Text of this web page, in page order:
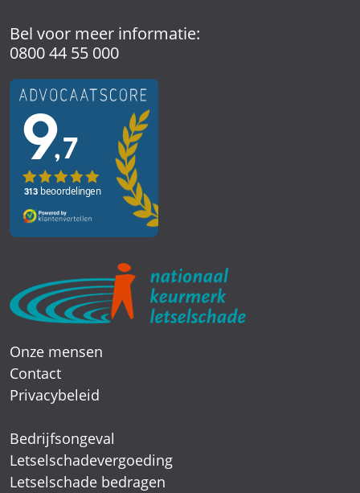
Bel voor meer informatie:
0800 44 55 000
Onze mensen
Contact
Privacybeleid
Bedrijfsongeval
Letselschadevergoeding
Letselschade bedragen